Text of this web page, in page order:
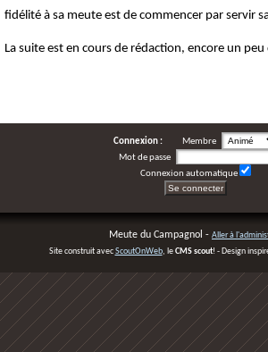
Connexion :
Membre
Mot de passe
Connexion automatique
fidélité à sa meute est de commencer par servir
La suite est en cours de rédaction, encore un
Meute du Campagnol - Aller à
Site construit avecScoutOnWeb, leCMS scout! - Design